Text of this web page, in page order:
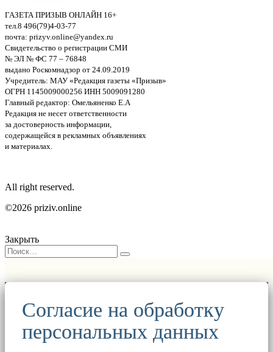
ГАЗЕТА ПРИЗЫВ ОНЛАЙН 16+
тел.8 496(79)4-03-77
почта: prizyv.online@yandex.ru
Свидетельство о регистрации СМИ
№ ЭЛ № ФС 77 – 76848
выдано Роскомнадзор от 24.09.2019
Учредитель: МАУ «Редакция газеты «Призыв»
ОГРН 1145009000256 ИНН 5009091280
Главный редактор: Омельяненко Е.А
Редакция не несет ответственности
за достоверность информации,
содержащейся в рекламных объявлениях
и материалах.
All right reserved.
©2026 priziv.online
Закрыть
Согласие на обработку
персональных данных